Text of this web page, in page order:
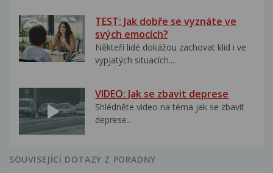
TEST: Jak dobře se vyznáte ve
svých emocích?
Někteří lidé dokážou zachovat klid i ve
vypjatých situacích....
VIDEO: Jak se zbavit deprese
Shlédněte video na téma jak se zbavit
deprese..
SOUVISEJÍCÍ DOTAZY Z PORADNY